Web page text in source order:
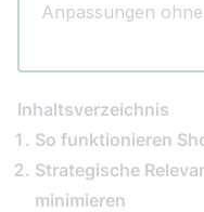
Anpassungen
Inhaltsverzeichnis
So funktionieren
Strategische
minimieren